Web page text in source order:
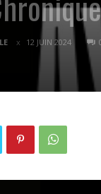
12 JUIN 2024